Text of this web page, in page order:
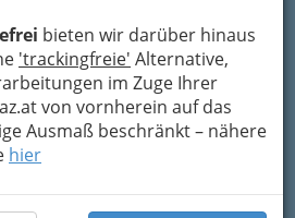
bieten wir darüber hinaus
'trackingfreie' Alternative,
im Zuge Ihrer
von vornherein auf das
Ausmaß beschränkt – nähere
hier